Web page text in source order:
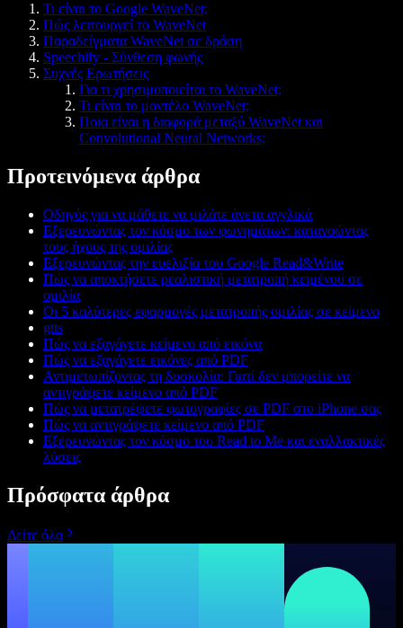
Τι είναι το Google WaveNet;
Πώς λειτουργεί το WaveNet
Παραδείγματα WaveNet σε δράση
Speechify - Σύνθεση φωνής
Συχνές Ερωτήσεις
Για τι χρησιμοποιείται το WaveNet;
Τι είναι το μοντέλο WaveNet;
Ποια είναι η διαφορά μεταξύ WaveNet και
Convolutional Neural Networks;
Προτεινόμενα άρθρα
Οδηγός για να μάθετε να μιλάτε άνετα αγγλικά
Εξερευνώντας τον κόσμο των φωνημάτων: κατανοώντας
τους ήχους της ομιλίας
Εξερευνώντας την ευελιξία του Google Read&Write
Πώς να αποκτήσετε ρεαλιστική μετατροπή κειμένου σε
ομιλία
Οι 5 καλύτερες εφαρμογές μετατροπής ομιλίας σε κείμενο
gtts
Πώς να εξαγάγετε κείμενο από εικόνα
Πώς να εξαγάγετε εικόνες από PDF
Αντιμετωπίζοντας τη δυσκολία: Γιατί δεν μπορείτε να
αντιγράψετε κείμενο από PDF
Πώς να μετατρέψετε φωτογραφίες σε PDF στο iPhone σας
Πώς να αντιγράψετε κείμενο από PDF
Εξερευνώντας τον κόσμο του Read to Me και εναλλακτικές
λύσεις
Πρόσφατα άρθρα
Δείτε όλα